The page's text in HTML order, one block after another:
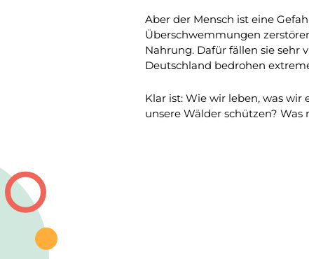
Aber der Mensch ist eine
Überschwemmungen
Nahrung. Dafür fällen sie sehr
Deutschland bedrohen
Klar ist: Wie wir leben, was
unsere Wälder schützen?